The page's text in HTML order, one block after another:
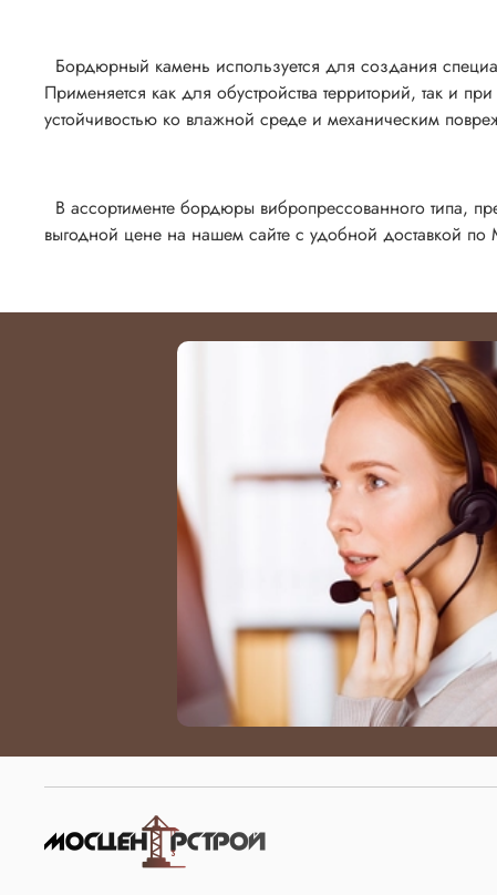
Бордюрный камень используется для создания
Применяется как для обустройства территорий, так и
устойчивостью ко влажной среде и механическим
В ассортименте бордюры вибропрессованного типа,
выгодной цене на нашем сайте с удобной доставкой